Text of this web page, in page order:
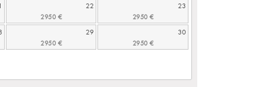
22 23
29 30